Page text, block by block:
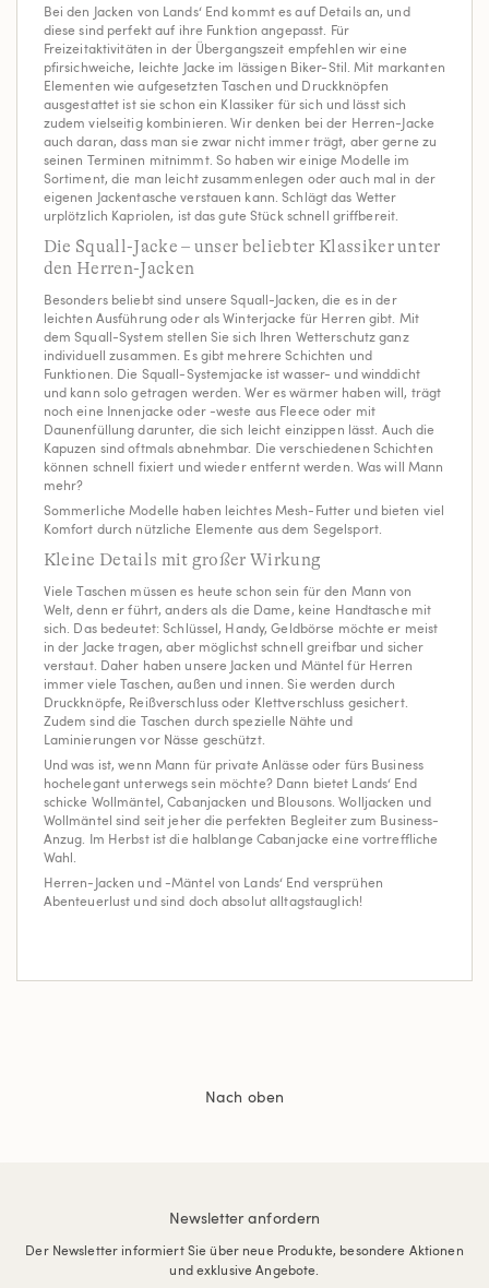
Bei den Jacken von Lands‘ End kommt es auf Details an, und
diese sind perfekt auf ihre Funktion angepasst. Für
Freizeitaktivitäten in der Übergangszeit empfehlen wir eine
pfirsichweiche, leichte Jacke im lässigen Biker-Stil. Mit markanten
Elementen wie aufgesetzten Taschen und Druckknöpfen
ausgestattet ist sie schon ein Klassiker für sich und lässt sich
zudem vielseitig kombinieren. Wir denken bei der Herren-Jacke
auch daran, dass man sie zwar nicht immer trägt, aber gerne zu
seinen Terminen mitnimmt. So haben wir einige Modelle im
Sortiment, die man leicht zusammenlegen oder auch mal in der
eigenen Jackentasche verstauen kann. Schlägt das Wetter
urplötzlich Kapriolen, ist das gute Stück schnell griffbereit.
Die Squall-Jacke – unser beliebter Klassiker unter
den Herren-Jacken
Besonders beliebt sind unsere Squall-Jacken, die es in der
leichten Ausführung oder als Winterjacke für Herren gibt. Mit
dem Squall-System stellen Sie sich Ihren Wetterschutz ganz
individuell zusammen. Es gibt mehrere Schichten und
Funktionen. Die Squall-Systemjacke ist wasser- und winddicht
und kann solo getragen werden. Wer es wärmer haben will, trägt
noch eine Innenjacke oder -weste aus Fleece oder mit
Daunenfüllung darunter, die sich leicht einzippen lässt. Auch die
Kapuzen sind oftmals abnehmbar. Die verschiedenen Schichten
können schnell fixiert und wieder entfernt werden. Was will Mann
mehr?
Sommerliche Modelle haben leichtes Mesh-Futter und bieten viel
Komfort durch nützliche Elemente aus dem Segelsport.
Kleine Details mit großer Wirkung
Viele Taschen müssen es heute schon sein für den Mann von
Welt, denn er führt, anders als die Dame, keine Handtasche mit
sich. Das bedeutet: Schlüssel, Handy, Geldbörse möchte er meist
in der Jacke tragen, aber möglichst schnell greifbar und sicher
verstaut. Daher haben unsere Jacken und Mäntel für Herren
immer viele Taschen, außen und innen. Sie werden durch
Druckknöpfe, Reißverschluss oder Klettverschluss gesichert.
Zudem sind die Taschen durch spezielle Nähte und
Laminierungen vor Nässe geschützt.
Und was ist, wenn Mann für private Anlässe oder fürs Business
hochelegant unterwegs sein möchte? Dann bietet Lands‘ End
schicke Wollmäntel, Cabanjacken und Blousons. Wolljacken und
Wollmäntel sind seit jeher die perfekten Begleiter zum Business-
Anzug. Im Herbst ist die halblange Cabanjacke eine vortreffliche
Wahl.
Herren-Jacken und -Mäntel von Lands‘ End versprühen
Abenteuerlust und sind doch absolut alltagstauglich!
Nach oben
Newsletter anfordern
Der Newsletter informiert Sie über neue Produkte, besondere Aktionen
und exklusive Angebote.